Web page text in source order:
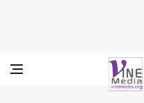
出埃及記第8章
Vine Media
葡萄樹傳媒